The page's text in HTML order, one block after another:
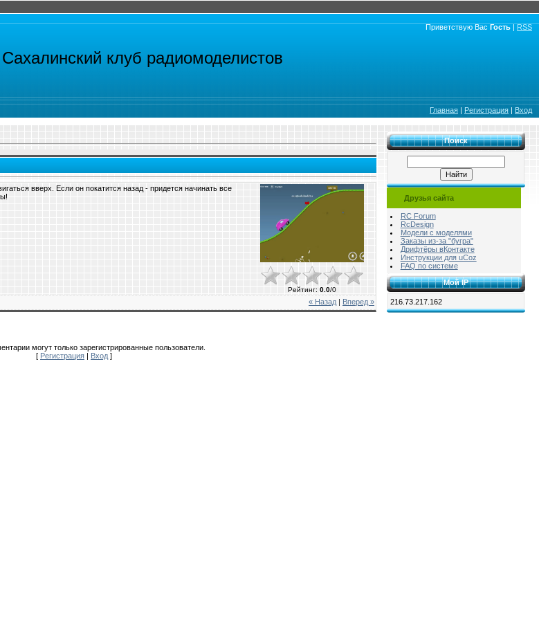
Приветствую Вас Гость | RSS
Сахалинский клуб радиомоделистов
Главная | Регистрация | Вход
вверх. Если он покатится назад - придется начинать все
Рейтинг: 0.0/0
« Назад Вперед »
могут только зарегистрированные пользователи.
[ Регистрация Вход ]
Поиск
Друзья сайта
RC Forum
RcDesign
Модели с моделями
Заказы из-за "бугра"
Дрифтёры вКонтакте
Инструкции для uCoz
FAQ по системе
Мой IP
216.73.217.162